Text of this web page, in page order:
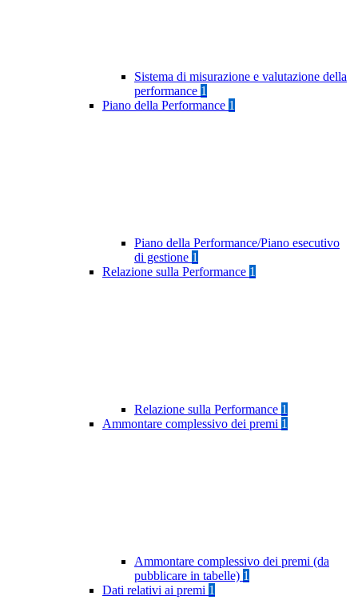
Sistema di misurazione e valutazione della
performance 1
Piano della Performance 1
Piano della Performance/Piano esecutivo
di gestione 1
Relazione sulla Performance 1
Relazione sulla Performance 1
Ammontare complessivo dei premi 1
Ammontare complessivo dei premi (da
pubblicare in tabelle) 1
Dati relativi ai premi 1